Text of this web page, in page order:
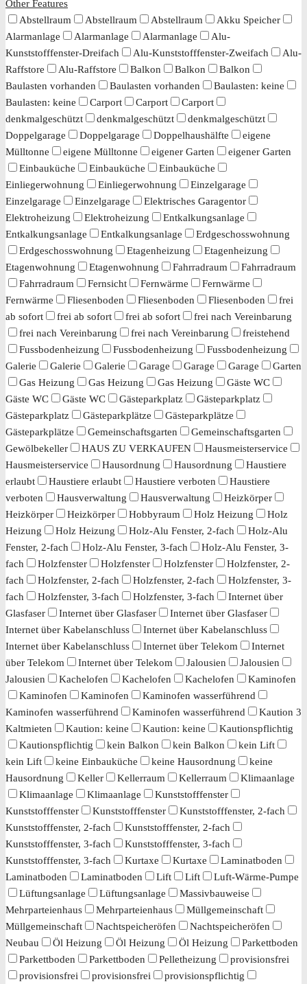
Other Features
Abstellraum
Abstellraum Abstellraum
Akku Speicher
Alarmanlage
Alarmanlage Alarmanlage
Alu-
Kunststofffenster-Dreifach
Alu-Kunststofffenster-Zweifach
Alu-
Raffstore
Alu-Raffstore Balkon Balkon
Balkon
Baulasten vorhanden
Baulasten vorhanden
Baulasten: keine
Baulasten: keine
Carport Carport
Carport
denkmalgeschützt
denkmalgeschützt
denkmalgeschützt
Doppelgarage
Doppelgarage Doppelhaushälfte
eigene
Mülltonne
eigene Mülltonne eigener Garten
eigener Garten
Einbauküche
Einbauküche
Einbauküche
Einliegerwohnung
Einliegerwohnung
Einzelgarage
Einzelgarage
Einzelgarage
Elektrisches Garagentor
Elektroheizung
Elektroheizung
Entkalkungsanlage
Entkalkungsanlage
Entkalkungsanlage
Erdgeschosswohnung
Erdgeschosswohnung
Etagenheizung
Etagenheizung
Etagenwohnung
Etagenwohnung Fahrradraum
Fahrradraum
Fahrradraum
Fernsicht Fernwärme
Fernwärme
Fernwärme
Fliesenboden Fliesenboden Fliesenboden
frei
ab sofort
frei ab sofort frei ab sofort
frei nach Vereinbarung
frei nach Vereinbarung
frei nach Vereinbarung
freistehend
Fussbodenheizung
Fussbodenheizung
Fussbodenheizung
Galerie
Galerie Galerie Garage Garage Garage
Garten
Gas Heizung
Gas Heizung Gas Heizung
Gäste WC
Gäste WC
Gäste WC Gästeparkplatz
Gästeparkplatz
Gästeparkplatz
Gästeparkplätze
Gästeparkplätze
Gästeparkplätze
Gemeinschaftsgarten
Gemeinschaftsgarten
Gewölbekeller
HAUS ZU VERKAUFEN
Hausmeisterservice
Hausmeisterservice
Hausordnung Hausordnung
Haustiere
erlaubt
Haustiere erlaubt Haustiere verboten
Haustiere
verboten
Hausverwaltung Hausverwaltung
Heizkörper
Heizkörper
Heizkörper Hobbyraum Holz Heizung
Holz
Heizung
Holz Heizung Holz-Alu Fenster, 2-fach
Holz-Alu
Fenster, 2-fach
Holz-Alu Fenster, 3-fach
Holz-Alu Fenster, 3-
fach
Holzfenster Holzfenster Holzfenster
Holzfenster, 2-
fach
Holzfenster, 2-fach Holzfenster, 2-fach
Holzfenster, 3-
fach
Holzfenster, 3-fach Holzfenster, 3-fach
Internet über
Glasfaser
Internet über Glasfaser
Internet über Glasfaser
Internet über Kabelanschluss
Internet über Kabelanschluss
Internet über Kabelanschluss
Internet über Telekom
Internet
über Telekom
Internet über Telekom Jalousien
Jalousien
Jalousien
Kachelofen Kachelofen Kachelofen
Kaminofen
Kaminofen
Kaminofen
Kaminofen wasserführend
Kaminofen wasserführend
Kaminofen wasserführend
Kaution 3
Kaltmieten
Kaution: keine Kaution: keine
Kautionspflichtig
Kautionspflichtig
kein Balkon kein Balkon
kein Lift
kein Lift
keine Einbauküche keine Hausordnung
keine
Hausordnung
Keller Kellerraum Kellerraum
Klimaanlage
Klimaanlage
Klimaanlage
Kunststofffenster
Kunststofffenster
Kunststofffenster
Kunststofffenster, 2-fach
Kunststofffenster, 2-fach
Kunststofffenster, 2-fach
Kunststofffenster, 3-fach
Kunststofffenster, 3-fach
Kunststofffenster, 3-fach
Kurtaxe Kurtaxe
Laminatboden
Laminatboden
Laminatboden Lift Lift
Luft-Wärme-Pumpe
Lüftungsanlage
Lüftungsanlage
Massivbauweise
Mehrparteienhaus
Mehrparteienhaus
Müllgemeinschaft
Müllgemeinschaft
Nachtspeicheröfen
Nachtspeicheröfen
Neubau
Öl Heizung Öl Heizung Öl Heizung
Parkettboden
Parkettboden
Parkettboden Pelletheizung
provisionsfrei
provisionsfrei
provisionsfrei
provisionspflichtig